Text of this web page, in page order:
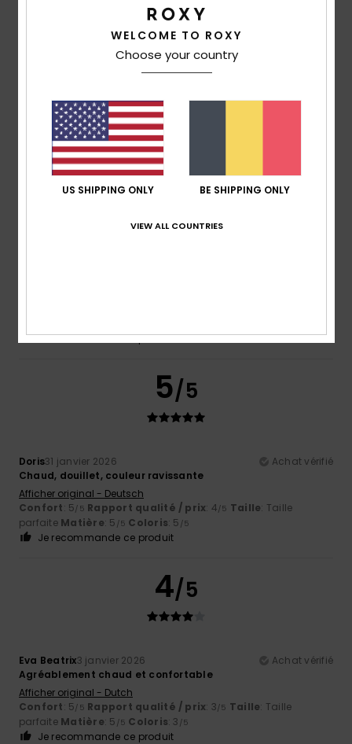
5/5
21 février 2026
Bien chaud
Confort: 5/5 Rapport qualité / prix
Coloris: 5/5
Je recommande ce produit
5/5
Doris31 janvier 2026
Achat vérifié
Chaud, douillet, couleur ravissante
Afficher original - Deutsch
Confort: 5/5 Rapport qualité / prix: 4/5 Taille: Taille
parfaite Matière: 5 /5 Coloris: 5 /5
Je recommande ce produit
4/5
Eva Beatrix3 janvier 2026
Achat vérifié
Agréablement chaud et confortable
Afficher original - Dutch
Confort: 5/5 Rapport qualité / prix: 3/5 Taille: Taille
parfaite Matière: 5 /5 Coloris: 3 /5
Je recommande ce produit
WELCOME TO ROXY
Choose your country
US SHIPPING ONLY BE SHIPPING ONLY
VIEW ALL COUNTRIES